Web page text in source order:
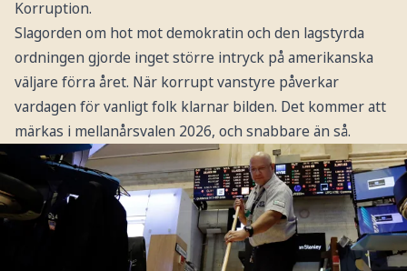
Korruption.
Slagorden om hot mot demokratin och den lagstyrda
ordningen gjorde inget större intryck på amerikanska
väljare förra året. När korrupt vanstyre påverkar
vardagen för vanligt folk klarnar bilden. Det kommer att
märkas i mellanårsvalen 2026, och snabbare än så.